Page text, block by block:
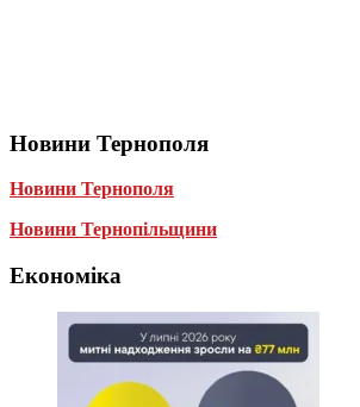
Новини Тернополя
Новини Тернополя
Новини Тернопільщини
Економіка